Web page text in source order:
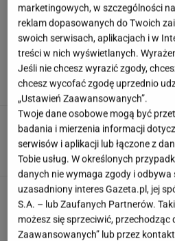
Niewielu wie, że
KO. Kłócą się o
Tak
konflikt z
SUBSKRYPCJA
Quiz: polskie
wskazujesz jakie
marketingowych, w szczególności
reklam dopasowanych do Twoich
swoich serwisach, aplikacjach i w
treści w nich wyświetlanych.
Jeśli nie chcesz wyrazić zgody,
chcesz wycofać zgodę uprzednio
„Ustawień Zaawansowanych”.
Twoje dane osobowe mogą być
badania i mierzenia informacji
serwisów i aplikacji lub łączone z
Tobie usług. W określonych
danych nie wymaga zgody i odbywa
uzasadniony interes Gazeta.pl, jej
S.A. – lub Zaufanych Partnerów.
możesz się sprzeciwić, przechodząc
Zaawansowanych” lub przez